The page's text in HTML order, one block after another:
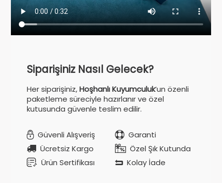
Siparişiniz Nasıl Gelecek?
Her siparişiniz,Hoşhanlı Kuyumculuk’un özenli
paketleme süreciyle hazırlanır ve özel
kutusunda güvenle teslim edilir.
Güvenli Alışveriş
Garanti
Ücretsiz Kargo
Özel Şık Kutunda
Ürün Sertifikası
Kolay İade